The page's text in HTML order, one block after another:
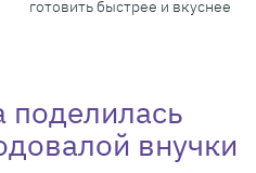
готовить быстрее и вкуснее
внучки